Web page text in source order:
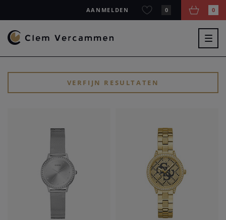
AANMELDEN 0 0
VERFIJN RESULTATEN